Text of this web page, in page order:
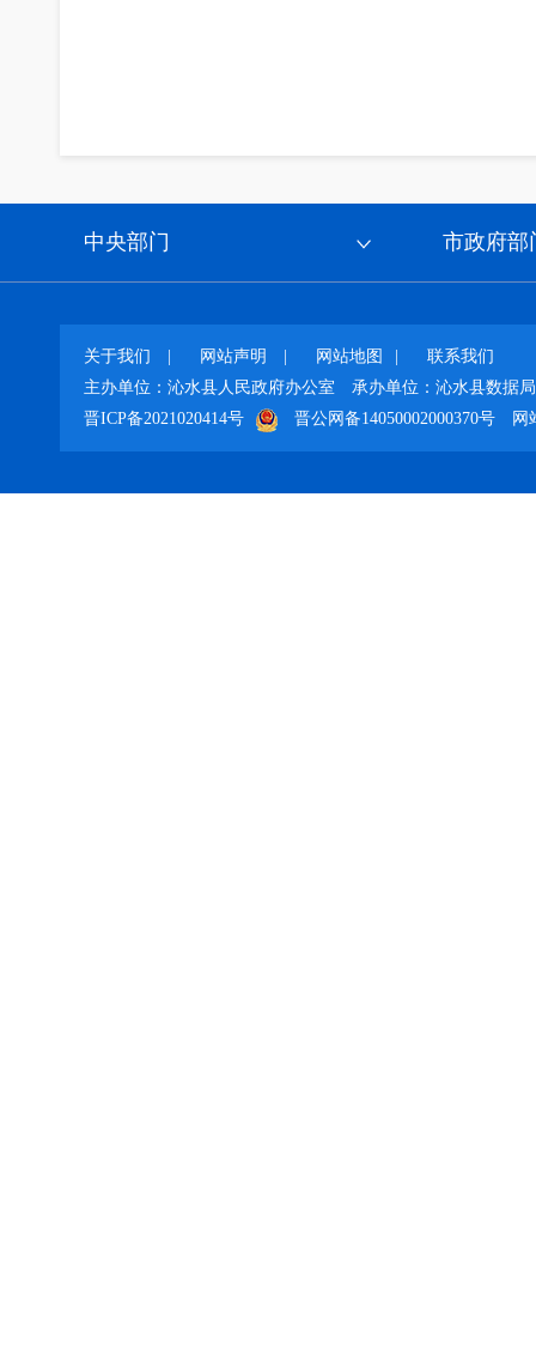
中央部门 市政府部
关于我们 网站声明 网站地图
联系我们
主办单位：沁水县人民政府办公室
承办单位：沁水县数据局
晋ICP备2021020414号
晋公网备14050002000370号 网